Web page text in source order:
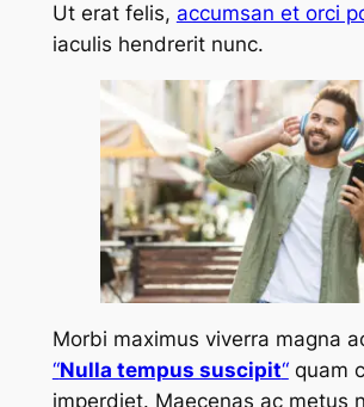
Ut erat felis, accumsan et orci
iaculis hendrerit nunc.
Morbi maximus viverra magna
“Nulla tempus suscipit“quam
imperdiet. Maecenas ac metus